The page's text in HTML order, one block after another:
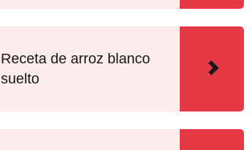
Receta de arroz blanco
suelto